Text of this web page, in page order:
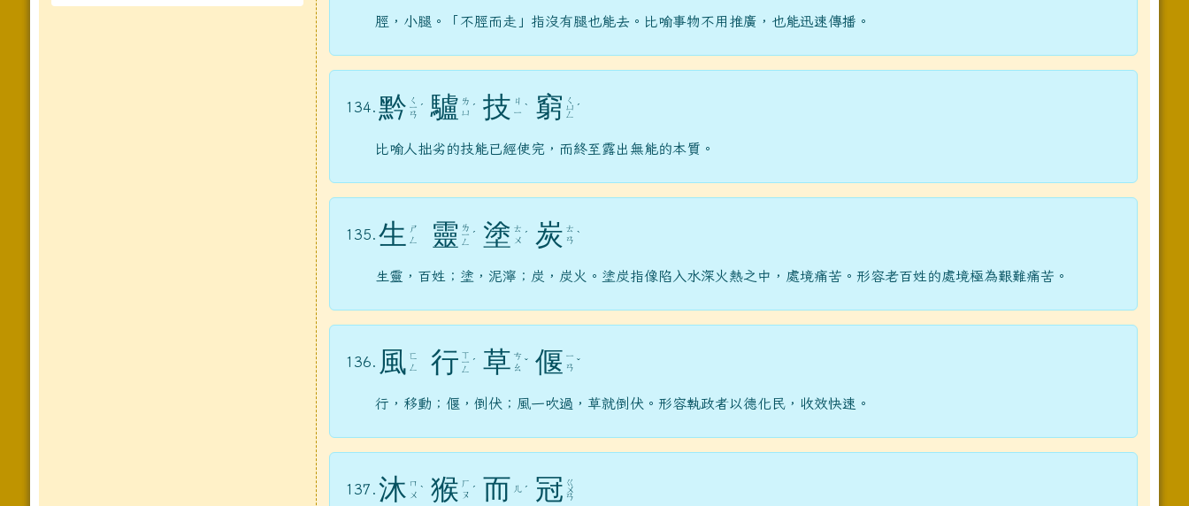
脛，小腿。「不脛而走」指沒有腿也能去。比喻事物不用推廣，也能迅速傳播。
134. 黔 ㄑ
ㄧ
ㄢ
ˊ 驢 ㄌ
ㄩ ˊ 技 ㄐ
ㄧ ˋ 窮 ㄑ
ㄩ
ㄥ
ˊ
比喻人拙劣的技能已經使完，而終至露出無能的本質。
135. 生
ㄕ
ㄥ
靈 ㄌ
ㄧ
ㄥ
ˊ 塗 ㄊ
ㄨ ˊ 炭 ㄊ
ㄢ ˋ
生靈，百姓；塗，泥濘；炭，炭火。塗炭指像陷入水深火熱之中，處境痛苦。形容老百姓的處境極為艱難痛苦。
136. 風 ㄈ
ㄥ
行 ㄒ
ㄧ
ㄥ
ˊ 草 ㄘ
ㄠ ˇ 偃 ㄧ
ㄢ ˇ
行，移動；偃，倒伏；風一吹過，草就倒伏。形容執政者以德化民，收效快速。
137. 沐 ㄇ
ㄨ ˋ 猴 ㄏ
ㄡ ˊ 而 ㄦ ˊ 冠 ㄍ
ㄨ
ㄢ